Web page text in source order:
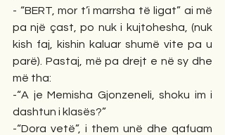
- “BERT, mor t’i marrsha të ligat” ai më
pa një çast, po nuk i kujtohesha, (nuk
kish faj, kishin kaluar shumë vite pa u
parë). Pastaj, më pa drejt e në sy dhe
më tha:
-“A je Memisha Gjonzeneli, shoku im i
dashtun i klasës?”
-“Dora vetë”, i them unë dhe qafuam